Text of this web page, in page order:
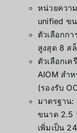
หน่วยควา
unified ข
ตัวเลือกก
สูงสุด 8 ส
ตัวเลือกเ
AIOM สำ
(รองรับ
มาตรฐาน:
ขนาด 2.5
เพิ่มเป็น